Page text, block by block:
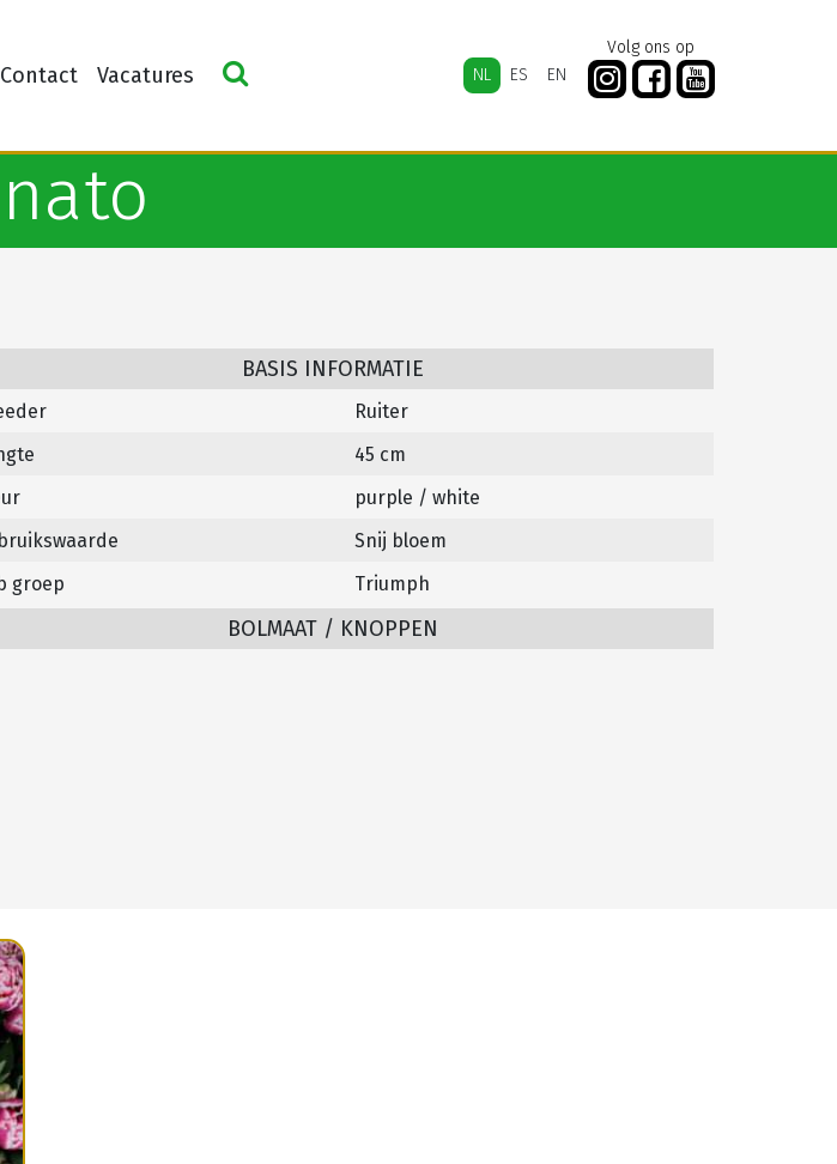
Contact Vacatures NL ES EN
Volg ons op
BASIS INFORMATIE
Ruiter
45 cm
purple / white
Snij bloem
groep
Triumph
BOLMAAT / KNOPPEN